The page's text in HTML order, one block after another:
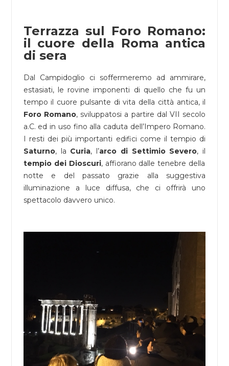
Terrazza sul Foro Romano:
il cuore della Roma antica
di sera
Dal Campidoglio ci soffermeremo ad ammirare,
estasiati, le rovine imponenti di quello che fu un
tempo il cuore pulsante di vita della città antica, il
Foro Romano, sviluppatosi a partire dal VII secolo
a.C. ed in uso fino alla caduta dell’Impero Romano.
I resti dei più importanti edifici come il tempio di
Saturno, la Curia, l’arco di Settimio Severo, il
tempio dei Dioscuri, affiorano dalle tenebre della
notte e del passato grazie alla suggestiva
illuminazione a luce diffusa, che ci offrirà uno
spettacolo davvero unico.